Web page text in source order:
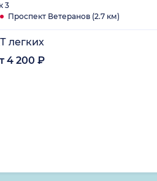
к 3
Проспект Ветеранов (2.7 км)
легких
4 200 ₽